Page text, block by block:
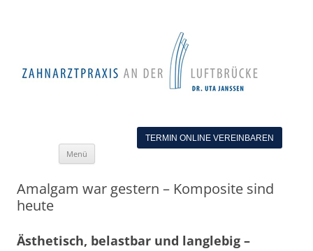
TERMIN ONLINE VEREINBAREN
Menü
Amalgam war gestern – Komposite sind
heute
Ästhetisch, belastbar und langlebig –